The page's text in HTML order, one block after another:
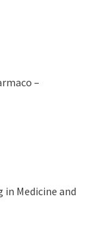
–
Medicine and